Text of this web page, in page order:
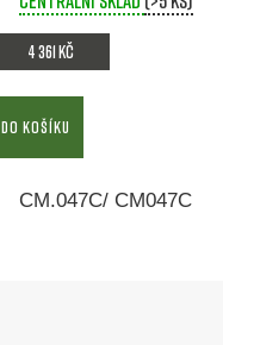
4 361 Kč
DO KOŠÍKU
CM.047C/ CM047C